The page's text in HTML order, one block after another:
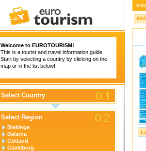
Welcome to EUROTOURISM!
This is a tourist and travel information guide.
Start by selecting a country by clicking on the
map or in the list below!
Select Country
Select Region
Blekinge
Dalarna
Gotland
Gävleborg